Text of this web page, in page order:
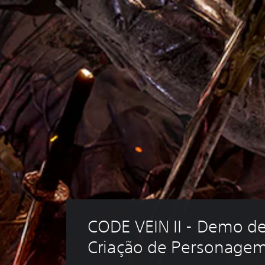
CODE VEIN II - Demo
Criação de